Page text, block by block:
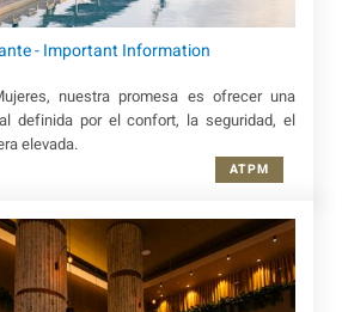
- Important Information
nuestra promesa es ofrecer una
definida por el confort, la seguridad, el
elevada.
ATPM